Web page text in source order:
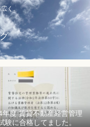
く。
年度 賃貸不動産経営管理
験に合格してました。